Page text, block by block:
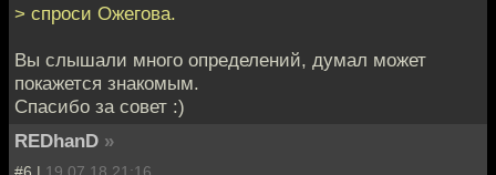
> спроси Ожегова.
Вы слышали много определений, думал может
покажется знакомым.
Спасибо за совет :)
REDhanD »